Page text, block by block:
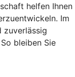
helfen Ihnen
Im
zuverlässig
bleiben Sie